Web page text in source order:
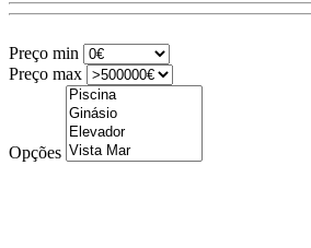
Preço min
Preço max
Opções